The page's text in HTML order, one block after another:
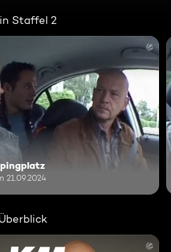
Staffel 2
21.09.2024